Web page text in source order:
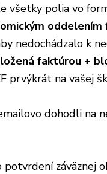
všetky polia vo
oddelením
nedochádzalo k
faktúrou +
prvýkrát na vašej
dohodli na
záväznej